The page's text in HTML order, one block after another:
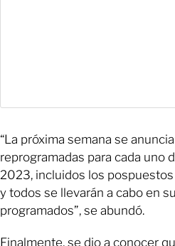
“La próxima semana se
reprogramadas para cada uno
2023, incluidos los
y todos se llevarán a cabo en
programados”, se abundó.
Finalmente, se dio a conocer